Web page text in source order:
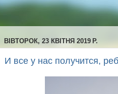
ВІВТОРОК, 23 КВІТНЯ 2019 Р.
И все у нас получится,